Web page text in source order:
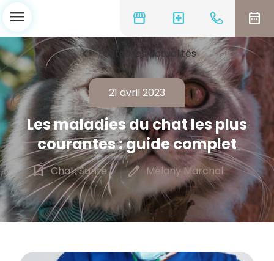
storefront local_hospital date_range
menu
chevron_left Toutes les actualités
21 avril 2023
Les maladies du chat les plus
courantes : guide complet
bookmark_border Chat, Santé edit Mélany Marchal